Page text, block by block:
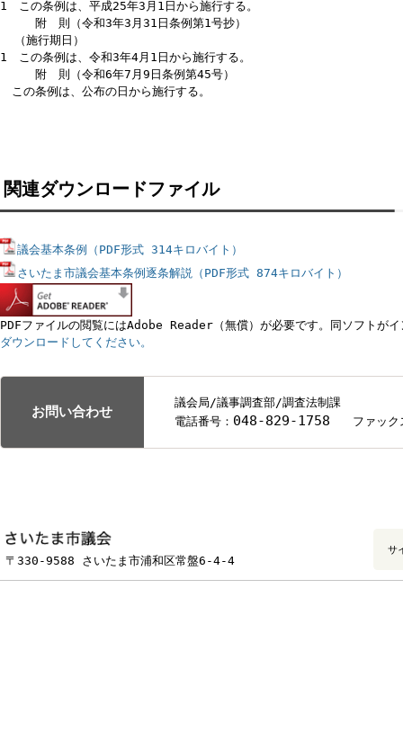
限り適用する。
一部改正〔令和3年条例19号〕
（他の条例等との関係）
第35条 この条例は、議会における基本的な事項を定めるものであり
条例の趣旨に矛盾し、又はこの条例の規定に抵触するものであって
2 この条例の施行に関し必要な事項は、条例、規則、議会の告示その
一部改正〔令和3年条例19号〕
附 則
附 則（平成23年12月27日条例第60号）
この条例は、公布の日から施行する。
附 則（平成24年10月25日条例第51号）
この条例は、公布の日から施行する。
附 則（平成25年2月22日条例第1号抄）
（施行期日）
附 則（令和3年3月31日条例第1号抄）
1 この条例は、令和3年4月1日から施行する。
附 則（令和6年7月9日条例第45号）
この条例は、公布の日から施行する。
関連ダウンロードファイル